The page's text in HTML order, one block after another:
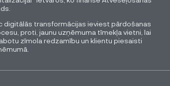
digitālās transformācijas ieviest pārdošanas
proti, jaunu uzņēmuma tīmekļa vietni, lai
zīmola redzamību un klientu piesaisti